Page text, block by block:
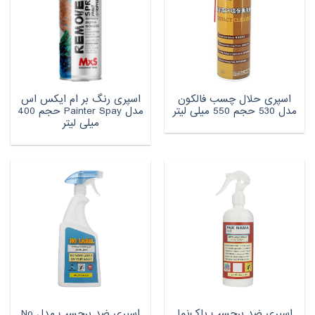
اسپری حلال چسب فالکون
مدل 530 حجم 550 میلی لیتر
اسپری رنگ بر ام ایکس اس
مدل Painter Spay حجم 400
میلی لیتر